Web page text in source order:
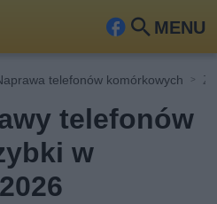
MENU
Fa
ook
Szu
kaj
telefonów komórkowych
telefonów
w